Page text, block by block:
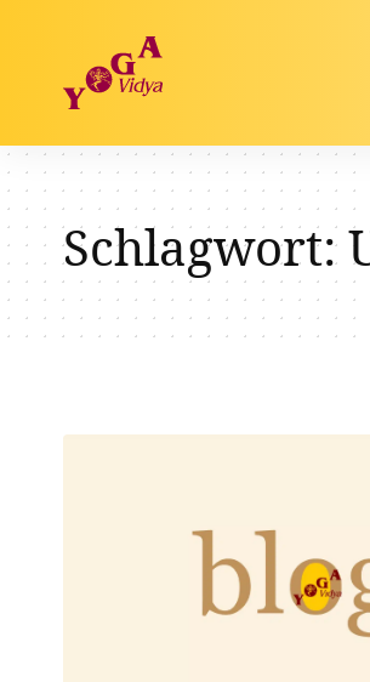
Schlagwort: